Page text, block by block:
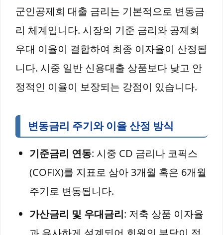
군인공제회 대출 금리는 기본적으로 변동금
리 체계입니다. 시장의 기준 금리와 공제회
우대 이율이 결합하여 최종 이자율이 산정됩
니다. 시중 일반 신용대출 상품보다 낮고 안
정적인 이율이 보장되는 강점이 있습니다.
변동금리 주기와 이율 산정 방식
기준금리 연동: 시중 CD 금리나 코픽스
(COFIX)를 지표로 삼아 3개월 혹은 6개월
주기로 변동됩니다.
가산금리 및 우대금리: 저축 상품 이자율